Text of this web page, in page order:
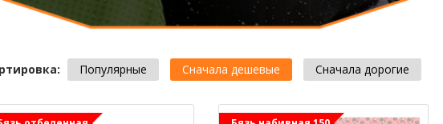
Популярные Сначала дешевые Сначала дорогие